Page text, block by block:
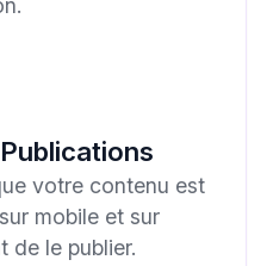
votre contenu est
mobile et sur
de le publier.